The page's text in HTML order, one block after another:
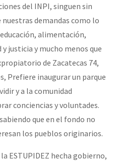
del INPI, singuen sin
demandas como lo
alimentación,
justicia y mucho menos que
de Zacatecas 74,
Prefiere inaugurar un parque
y a la comunidad
conciencias y voluntades.
que en el fondo no
los pueblos originarios.
ESTUPIDEZ hecha gobierno,